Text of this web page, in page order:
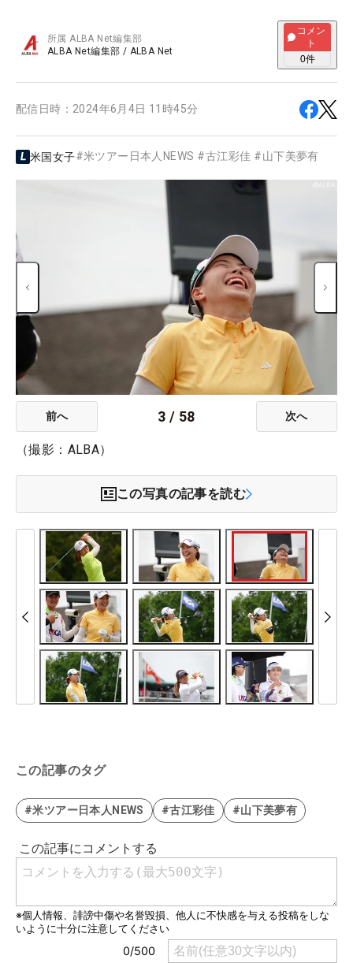
所属ALBA Net編集部
ALBA Net編集部 / ALBA Net
コメン
ト
0件
配信日時： 2024年6月4日 11時45分
米国女子#米ツアー日本人NEWS #古江彩佳 #山下美夢有
前へ 3 / 58 次へ
（撮影：ALBA）
この写真の記事を読む
この記事のタグ
#米ツアー日本人NEWS #古江彩佳 #山下美夢有